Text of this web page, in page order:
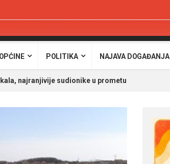
OPĆINE POLITIKA NAJAVA DOGAĐANJA
najranjivije sudionike u prometu